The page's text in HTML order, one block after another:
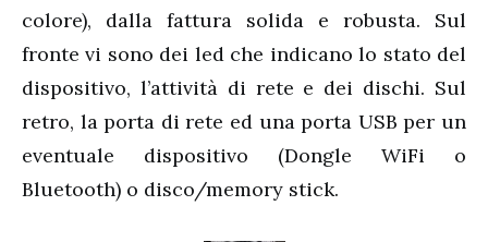
colore), dalla fattura solida e robusta. Sul
fronte vi sono dei led che indicano lo stato del
dispositivo, l’attività di rete e dei dischi. Sul
retro, la porta di rete ed una porta USB per un
eventuale dispositivo (Dongle WiFi o
Bluetooth) o disco/memory stick.